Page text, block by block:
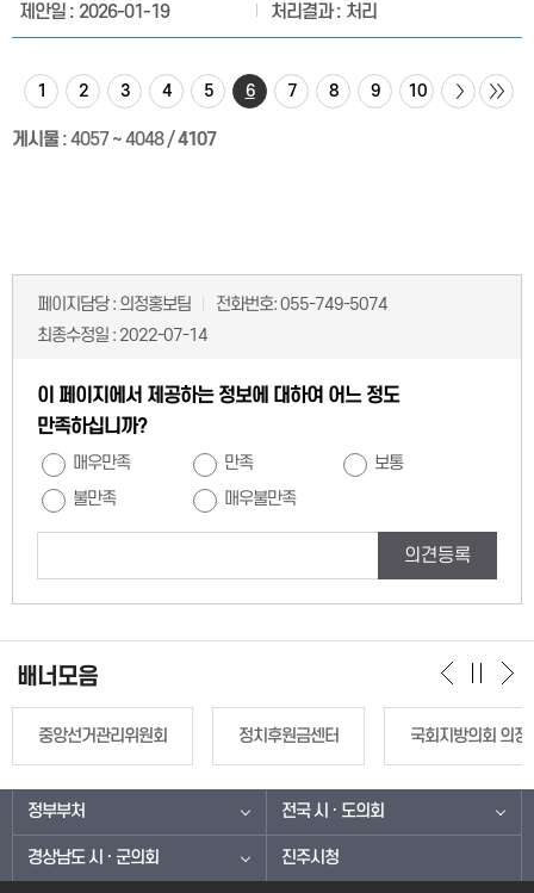
2026-01-19
처리
1 2 3 4 5 6 7 8 9 10
게시물:4057 ~ 4048/4107
페이지담당 : 의정홍보팀 전화번호:055-749-5074
최종수정일 : 2022-07-14
이 페이지에서 제공하는 정보에 대하여 어느 정도
만족하십니까?
매우만족 만족
보통
불만족
매우불만족
의견등록
배너모음
중앙선거관리위원회 정치후원금센터 국회지방의회 의정
정부부처 전국 시 · 도의회
경상남도 시 · 군의회 진주시청